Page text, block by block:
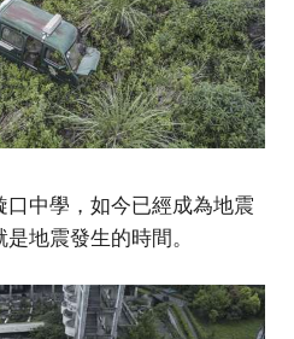
中學，如今已經成為地震
地震發生的時間。